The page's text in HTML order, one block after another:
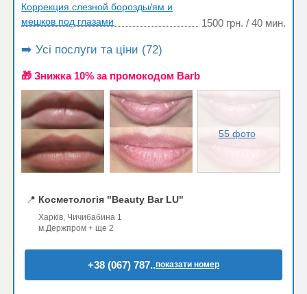
Коррекция слезной борозды/ям и
мешков под глазами
1500 грн. / 40 мин.
➡️ Усі послуги та ціни (72)
🎁 Знижка 10% за промокодом Barb
55 фото
📍 Косметологія "Beauty Bar LU"
Харків, Чичибабина 1
м.Держпром + ще 2
+38 (067) 787..показати номер